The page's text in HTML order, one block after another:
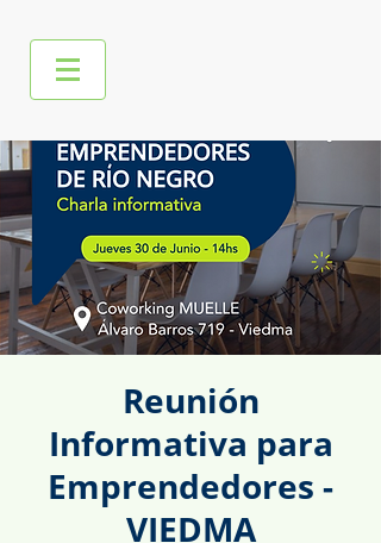
Reunión
Informativa para
Emprendedores -
VIEDMA